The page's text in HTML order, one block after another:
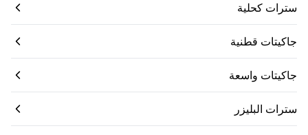
سترات كحلية
جاكيتات قطنية
جاكيتات واسعة
سترات البليزر